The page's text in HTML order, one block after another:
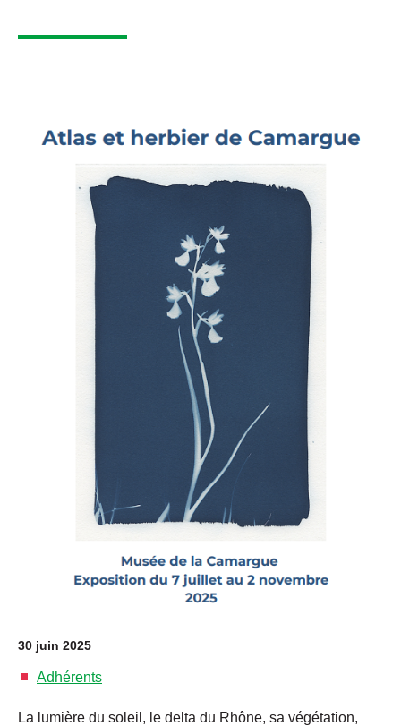
30 juin 2025
Adhérents
La lumière du soleil, le delta du Rhône, sa végétation,